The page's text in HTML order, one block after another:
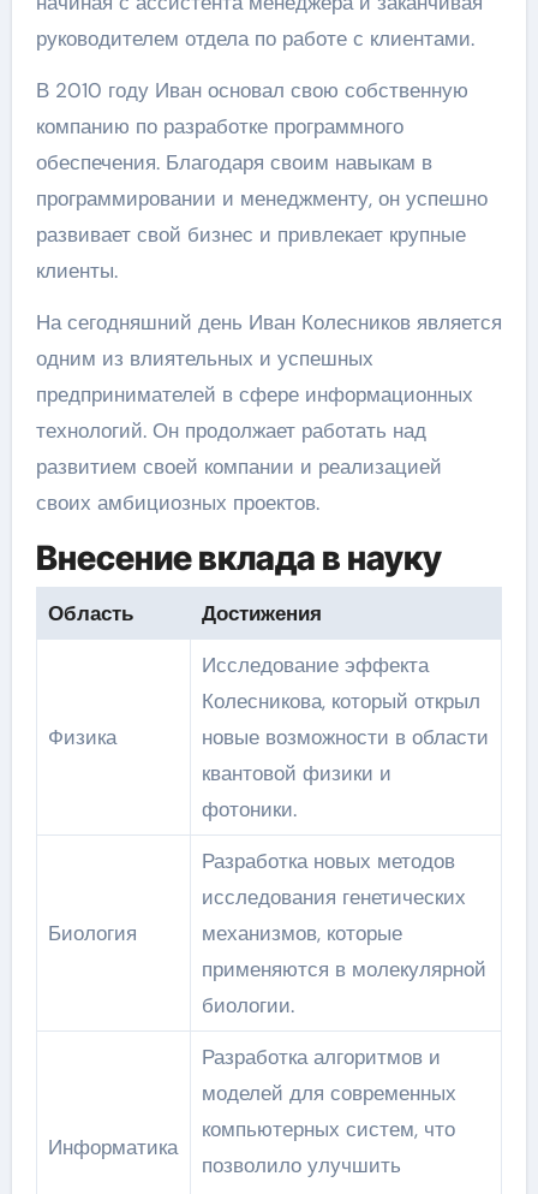
руководителем отдела по работе с клиентами.
В 2010 году Иван основал свою собственную
компанию по разработке программного
обеспечения. Благодаря своим навыкам в
программировании и менеджменту, он успешно
развивает свой бизнес и привлекает крупные
клиенты.
На сегодняшний день Иван Колесников является
одним из влиятельных и успешных
предпринимателей в сфере информационных
технологий. Он продолжает работать над
развитием своей компании и реализацией
своих амбициозных проектов.
Внесение вклада в науку
Область Достижения
Физика
Исследование эффекта
Колесникова, который открыл
новые возможности в области
квантовой физики и
фотоники.
Биология
Разработка новых методов
исследования генетических
механизмов, которые
применяются в молекулярной
биологии.
Информатика
Разработка алгоритмов и
моделей для современных
компьютерных систем, что
позволило улучшить